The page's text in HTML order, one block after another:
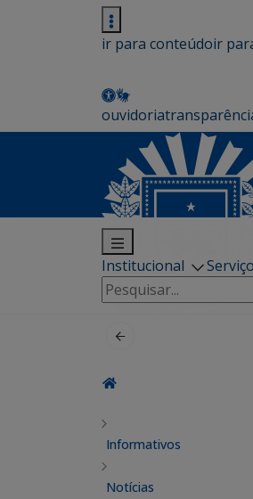
ir para conteúdoir
ouvidoria
Institucional
Pesquisar
por:
Informativos
Notícias